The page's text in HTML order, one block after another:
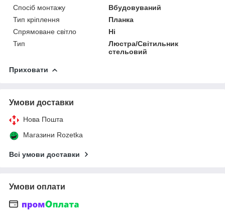
Спосіб монтажу
Вбудовуваний
Тип кріплення
Планка
Спрямоване світло
Ні
Тип
Люстра/Світильник
стельовий
Приховати
Умови доставки
Нова Пошта
Магазини Rozetka
Всі умови доставки
Умови оплати